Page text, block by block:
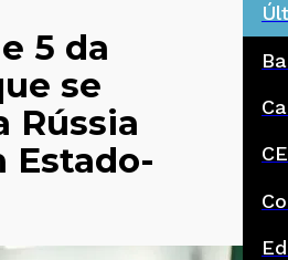
5 da
se
Rússia
Estado-